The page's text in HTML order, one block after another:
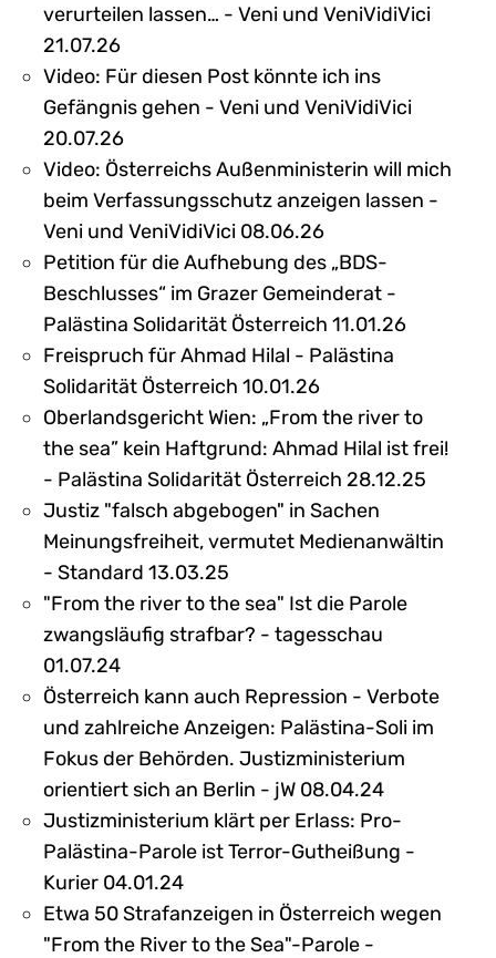
verurteilen lassen… - Veni und VeniVidiVici
21.07.26
Video: Für diesen Post könnte ich ins
Gefängnis gehen - Veni und VeniVidiVici
20.07.26
Video: Österreichs Außenministerin will mich
beim Verfassungsschutz anzeigen lassen -
Veni und VeniVidiVici 08.06.26
Petition für die Aufhebung des „BDS-
Beschlusses“ im Grazer Gemeinderat -
Palästina Solidarität Österreich 11.01.26
Freispruch für Ahmad Hilal - Palästina
Solidarität Österreich 10.01.26
Oberlandsgericht Wien: „From the river to
the sea” kein Haftgrund: Ahmad Hilal ist frei!
- Palästina Solidarität Österreich 28.12.25
Justiz "falsch abgebogen" in Sachen
Meinungsfreiheit, vermutet Medienanwältin
- Standard 13.03.25
"From the river to the sea" Ist die Parole
zwangsläufig strafbar? - tagesschau
01.07.24
Österreich kann auch Repression - Verbote
und zahlreiche Anzeigen: Palästina-Soli im
Fokus der Behörden. Justizministerium
orientiert sich an Berlin - jW 08.04.24
Justizministerium klärt per Erlass: Pro-
Palästina-Parole ist Terror-Gutheißung -
Kurier 04.01.24
Etwa 50 Strafanzeigen in Österreich wegen
"From the River to the Sea"-Parole -